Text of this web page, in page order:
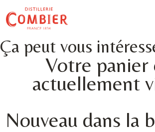
Ça peut vous
Votre panier
actuellement
Nouveau dans la